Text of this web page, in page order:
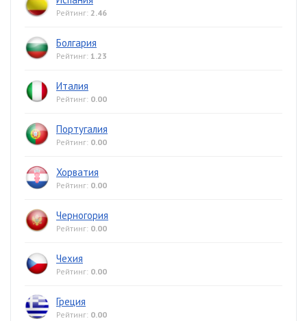
Рейтинг: 2.46
Болгария
Рейтинг: 1.23
Италия
Рейтинг: 0.00
Португалия
Рейтинг: 0.00
Хорватия
Рейтинг: 0.00
Черногория
Рейтинг: 0.00
Чехия
Рейтинг: 0.00
Греция
Рейтинг: 0.00